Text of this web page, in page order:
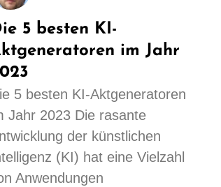
5 besten KI-
im Jahr
5 besten KI-Aktgeneratoren
Jahr 2023 Die rasante
der künstlichen
(KI) hat eine Vielzahl
Anwendungen